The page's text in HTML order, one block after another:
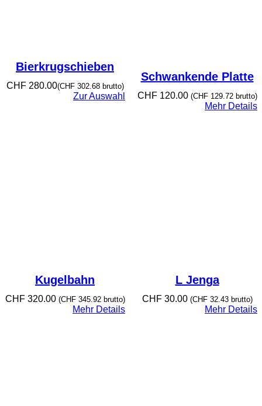
Bierkrugschieben
CHF280.00(CHF302.68brutto)
Zur Auswahl
Schwankende Platte
CHF120.00 (CHF129.72brutto)
Mehr Details
Kugelbahn
CHF320.00 (CHF345.92brutto)
Mehr Details
L Jenga
CHF30.00 (CHF32.43brutto)
Mehr Details